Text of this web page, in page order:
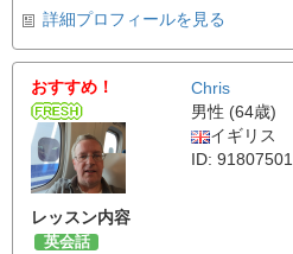
詳細プロフィールを見る
おすすめ！
Chris
男性 (64歳)
イギリス
ID: 91807501
レッスン内容
英会話